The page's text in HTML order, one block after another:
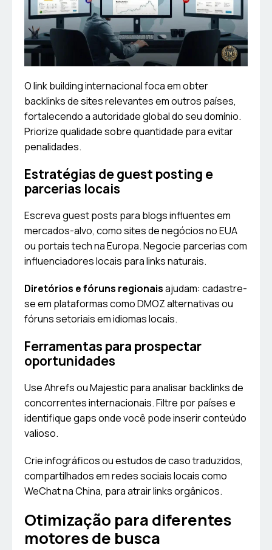
O link building internacional foca em obter
backlinks de sites relevantes em outros países,
fortalecendo a autoridade global do seu domínio.
Priorize qualidade sobre quantidade para evitar
penalidades.
Estratégias de guest posting e
parcerias locais
Escreva guest posts para blogs influentes em
mercados-alvo, como sites de negócios no EUA
ou portais tech na Europa. Negocie parcerias com
influenciadores locais para links naturais.
Diretórios e fóruns regionaisajudam: cadastre-
se em plataformas como DMOZ alternativas ou
fóruns setoriais em idiomas locais.
Ferramentas para prospectar
oportunidades
Use Ahrefs ou Majestic para analisar backlinks de
concorrentes internacionais. Filtre por países e
identifique gaps onde você pode inserir conteúdo
valioso.
Crie infográficos ou estudos de caso traduzidos,
compartilhados em redes sociais locais como
WeChat na China, para atrair links orgânicos.
Otimização para diferentes
motores de busca